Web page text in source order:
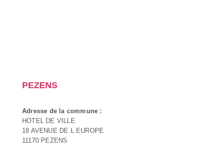
PEZENS
Adresse de la commune :
HOTEL DE VILLE
18 AVENUE DE L EUROPE
11170 PEZENS